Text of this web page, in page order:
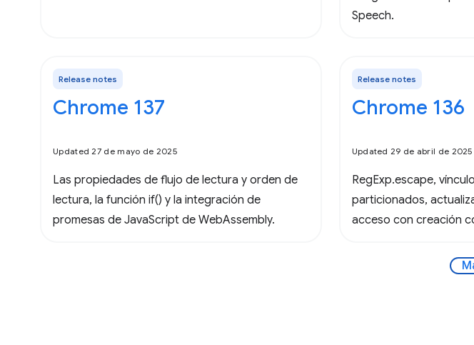
Speech.
Release notes
Chrome 137
Updated 27 de mayo de 2025
Las propiedades de flujo de lectura y orden de
lectura, la función if() y la integración de
promesas de JavaScript de WebAssembly.
Release notes
Chrome 136
Updated 29 de abril de 2025
RegExp.escape,
particionados,
acceso con creación